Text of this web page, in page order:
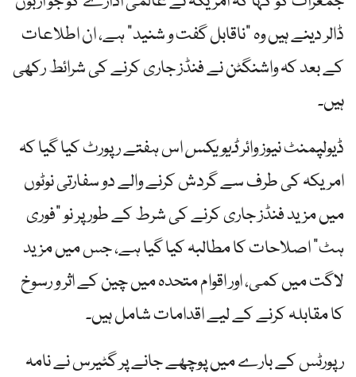
ڈالر دینے ہیں وہ "ناقابل گفت و شنید” ہے، ان اطلاعات
کے بعد کہ واشنگٹن نے فنڈز جاری کرنے کی شرائط رکھی
ہیں۔
ڈیولپمنٹ نیوز وائرڈیویکساس ہفتے رپورٹ کیا گیا کہ
امریکہ کی طرف سے گردش کرنے والے دو سفارتی نوٹوں
میں مزید فنڈز جاری کرنے کی شرط کے طور پر نو "فوری
ہٹ” اصلاحات کا مطالبہ کیا گیا ہے، جس میں مزید
لاگت میں کمی، اور اقوام متحدہ میں چین کے اثر و رسوخ
کا مقابلہ کرنے کے لیے اقدامات شامل ہیں۔
رپورٹس کے بارے میں پوچھے جانے پر گٹیرس نے نامہ